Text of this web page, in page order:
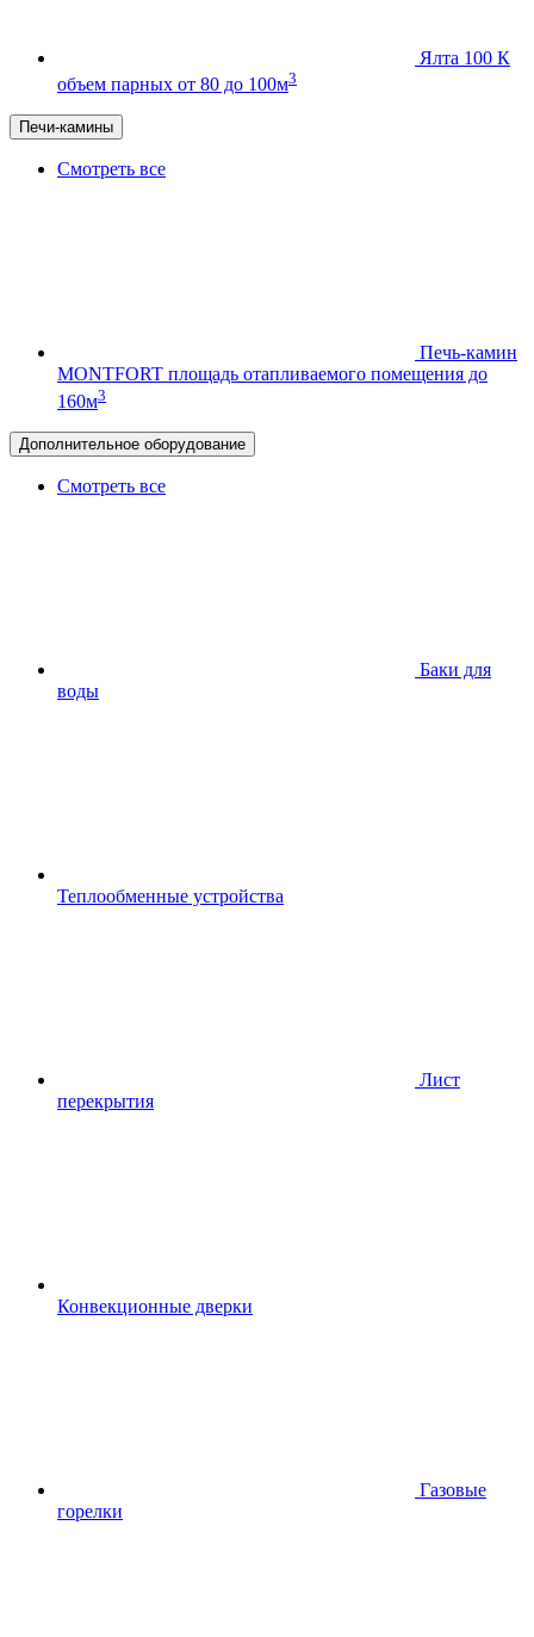
Ялта 100 К
объем парных от 80 до 100м3
Печи-камины
Смотреть все
Печь-камин
MONTFORT площадь отапливаемого помещения до
160м3
Дополнительное оборудование
Смотреть все
Баки для
воды
Теплообменные устройства
Лист
перекрытия
Конвекционные дверки
Газовые
горелки